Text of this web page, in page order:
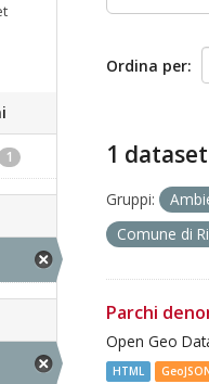
1
Ordina per
1
Gruppi:
Comune di
Parchi
Open Geo
HTML